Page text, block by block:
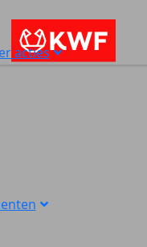
acties